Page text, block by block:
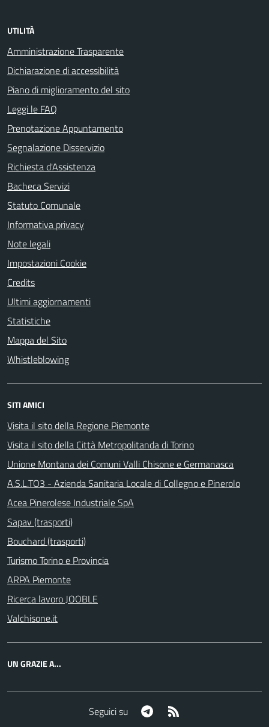
UTILITÀ
Amministrazione Trasparente
Dichiarazione di accessibilità
Piano di miglioramento del sito
Leggi le FAQ
Prenotazione Appuntamento
Segnalazione Disservizio
Richiesta d'Assistenza
Bacheca Servizi
Statuto Comunale
Informativa privacy
Note legali
Impostazioni Cookie
Credits
Ultimi aggiornamenti
Statistiche
Mappa del Sito
Whistleblowing
SITI AMICI
Visita il sito della Regione Piemonte
Visita il sito della Città Metropolitanda di Torino
Unione Montana dei Comuni Valli Chisone e Germanasca
A.S.L.TO3 - Azienda Sanitaria Locale di Collegno e Pinerolo
Acea Pinerolese Industriale SpA
Sapav (trasporti)
Bouchard (trasporti)
Turismo Torino e Provincia
ARPA Piemonte
Ricerca lavoro JOOBLE
Valchisone.it
UN GRAZIE A...
Seguici su Telegram